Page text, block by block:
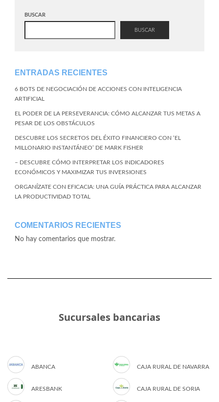
BUSCAR
BUSCAR
ENTRADAS RECIENTES
6 BOTS DE NEGOCIACIÓN DE ACCIONES CON INTELIGENCIA
ARTIFICIAL
EL PODER DE LA PERSEVERANCIA: CÓMO ALCANZAR TUS METAS A
PESAR DE LOS OBSTÁCULOS
DESCUBRE LOS SECRETOS DEL ÉXITO FINANCIERO CON ‘EL
MILLONARIO INSTANTÁNEO’ DE MARK FISHER
– DESCUBRE CÓMO INTERPRETAR LOS INDICADORES
ECONÓMICOS Y MAXIMIZAR TUS INVERSIONES
ORGANÍZATE CON EFICACIA: UNA GUÍA PRÁCTICA PARA ALCANZAR
LA PRODUCTIVIDAD TOTAL
COMENTARIOS RECIENTES
No hay comentarios que mostrar.
Sucursales bancarias
ABANCA
ARESBANK
CAJA RURAL DE NAVARRA
CAJA RURAL DE SORIA